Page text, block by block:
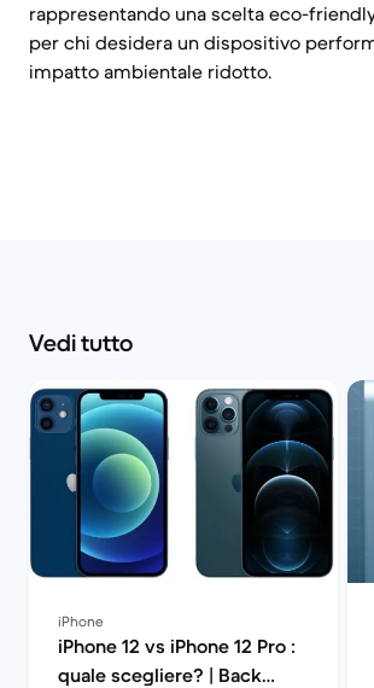
rappresentando una scelta eco-
per chi desidera un dispositivo
impatto ambientale ridotto.
Vedi tutto
iPhone
iPhone 12 vs iPhone 12 Pro :
quale scegliere? | Back